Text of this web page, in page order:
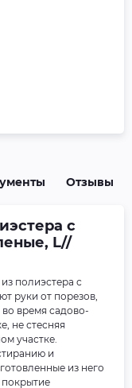
Отзывы
с
L//
полиэстера с
руки от порезов,
время садово-
не стесняя
участке.
и
из него